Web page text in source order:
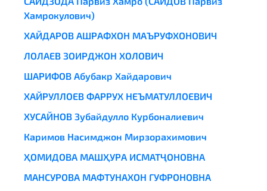
Хамрокулович)
ХАЙДАРОВ АШРАФХОН МАЪРУФХОНОВИЧ
ЛОЛАЕВ ЗОИРДЖОН ХОЛОВИЧ
ШАРИФОВ Абубакр Хайдарович
ХАЙРУЛЛОЕВ ФАРРУХ НЕЪМАТУЛЛОЕВИЧ
ХУСАЙНОВ Зубайдулло Курбоналиевич
Каримов Насимджон Мирзорахимович
ҲОМИДОВА МАШҲУРА ИСМАТҶОНОВНА
МАНСУРОВА МАФТУНАХОН ГУФРОНОВНА